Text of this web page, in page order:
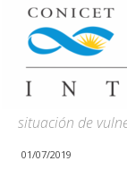
Desde la
En su tercer
CONICET Mar
el Día del
situación de
01/07/2019